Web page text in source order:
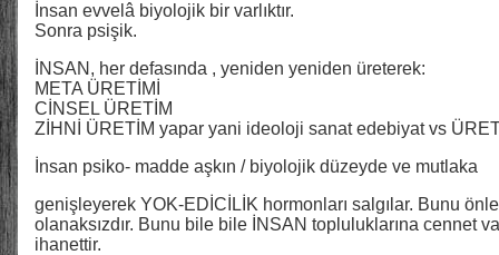
İnsan evvelâ biyolojik bir varlıktır.
Sonra psişik.
İNSAN, her defasında , yeniden yeniden üreterek:
META ÜRETİMİ
CİNSEL ÜRETİM
ZİHNİ ÜRETİM yapar yani ideoloji sanat edebiyat vs
İnsan psiko- madde aşkın / biyolojik düzeyde ve mutlaka
genişleyerek YOK-EDİCİLİK hormonları salgılar. Bunu
olanaksızdır. Bunu bile bile İNSAN topluluklarına cennet
ihanettir.